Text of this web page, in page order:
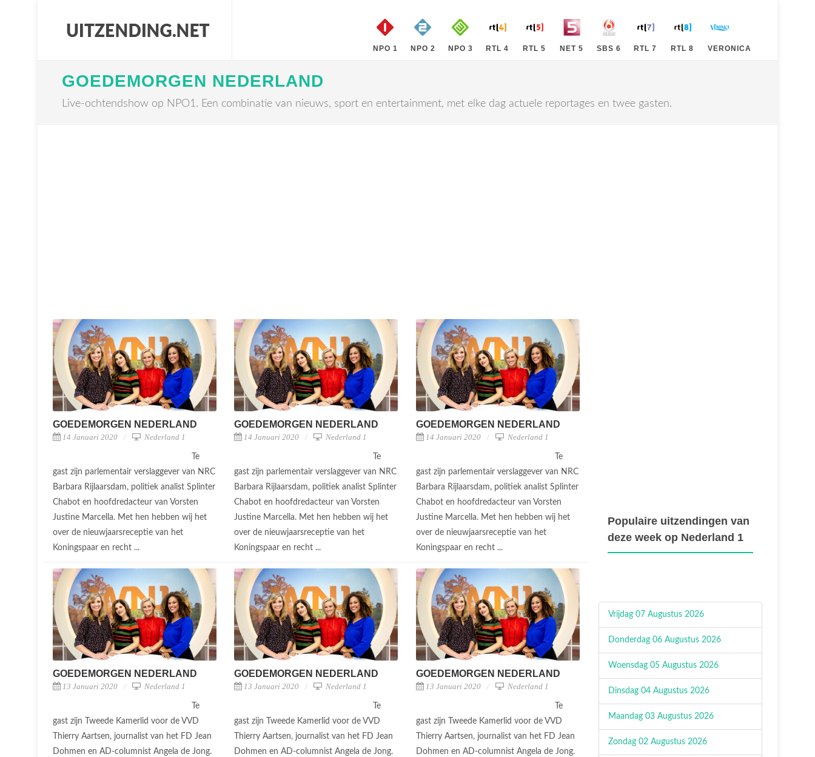
NPO 1 NPO 2 NPO 3 RTL 4 RTL 5 NET 5 SBS 6 RTL 7 RTL 8 VERONICA
GOEDEMORGEN NEDERLAND
Live-ochtendshow op NPO1. Een combinatie van nieuws, sport en entertainment, met elke dag actuele reportages en twee gasten.
GOEDEMORGEN NEDERLAND
14 Januari 2020 Nederland 1
Te
gast zijn parlementair verslaggever van NRC
Barbara Rijlaarsdam, politiek analist Splinter
Chabot en hoofdredacteur van Vorsten
Justine Marcella. Met hen hebben wij het
over de nieuwjaarsreceptie van het
Koningspaar en recht ...
GOEDEMORGEN NEDERLAND
14 Januari 2020 Nederland 1
Te
gast zijn parlementair verslaggever van NRC
Barbara Rijlaarsdam, politiek analist Splinter
Chabot en hoofdredacteur van Vorsten
Justine Marcella. Met hen hebben wij het
over de nieuwjaarsreceptie van het
Koningspaar en recht ...
GOEDEMORGEN NEDERLAND
14 Januari 2020 Nederland 1
Te
gast zijn parlementair verslaggever van NRC
Barbara Rijlaarsdam, politiek analist Splinter
Chabot en hoofdredacteur van Vorsten
Justine Marcella. Met hen hebben wij het
over de nieuwjaarsreceptie van het
Koningspaar en recht ...
GOEDEMORGEN NEDERLAND
13 Januari 2020 Nederland 1
Te
gast zijn Tweede Kamerlid voor de VVD
Thierry Aartsen, journalist van het FD Jean
Dohmen en AD-columnist Angela de Jong.
GOEDEMORGEN NEDERLAND
13 Januari 2020 Nederland 1
Te
gast zijn Tweede Kamerlid voor de VVD
Thierry Aartsen, journalist van het FD Jean
Dohmen en AD-columnist Angela de Jong.
GOEDEMORGEN NEDERLAND
13 Januari 2020 Nederland 1
Te
gast zijn Tweede Kamerlid voor de VVD
Thierry Aartsen, journalist van het FD Jean
Dohmen en AD-columnist Angela de Jong.
Populaire uitzendingen van
deze week op Nederland 1
Vrijdag 07 Augustus 2026
Donderdag 06 Augustus 2026
Woensdag 05 Augustus 2026
Dinsdag 04 Augustus 2026
Maandag 03 Augustus 2026
Zondag 02 Augustus 2026